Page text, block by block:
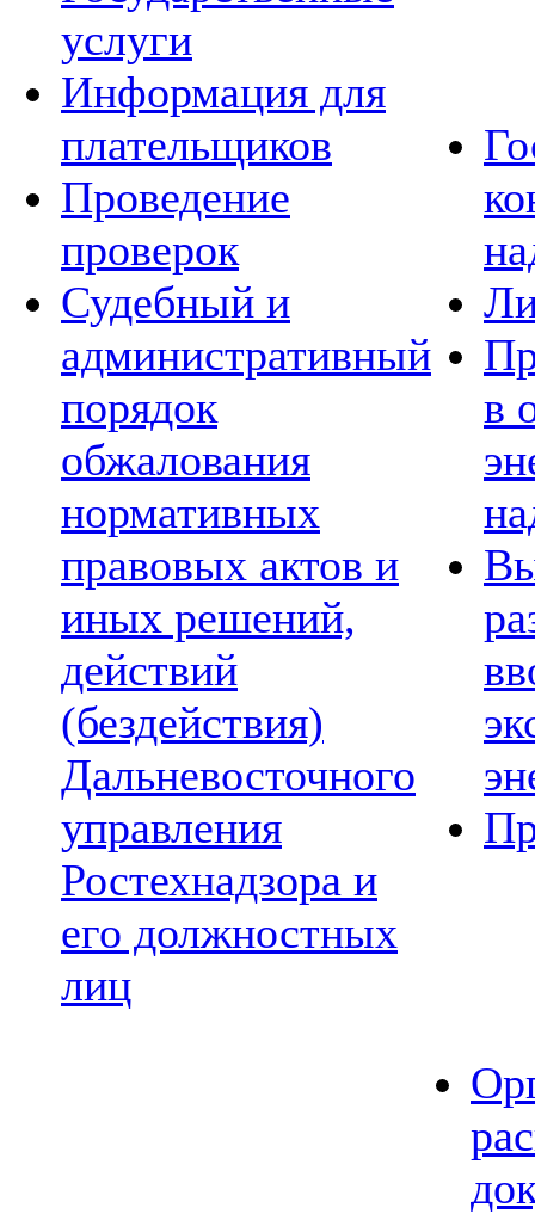
услуги
Информация для
плательщиков
Проведение
проверок
Судебный и
административный
порядок
обжалования
нормативных
правовых актов и
иных решений,
действий
(бездействия)
Дальневосточного
управления
Ростехнадзора и
его должностных
лиц
в